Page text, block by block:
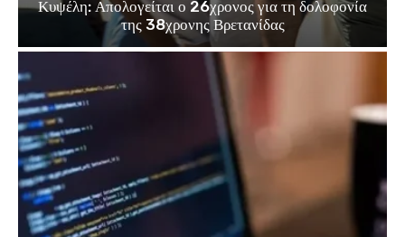
Κυψέλη: Απολογείται ο 26χρονος για τη δολοφονία
της 38χρονης Βρετανίδας